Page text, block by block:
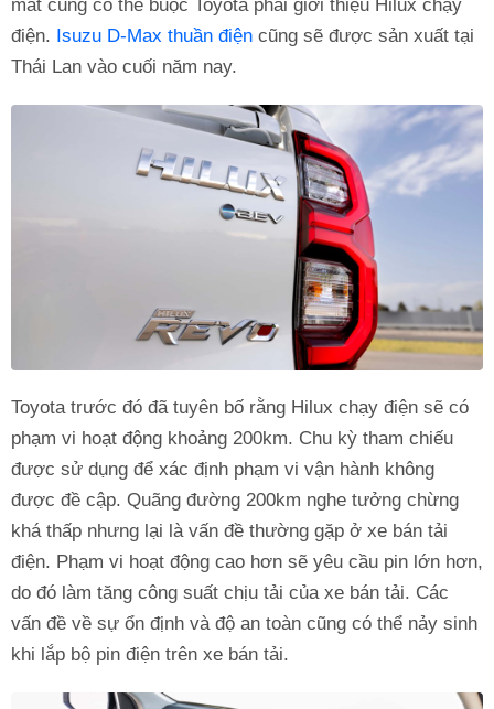
mắt cũng có thể buộc Toyota phải giới thiệu Hilux chạy
điện. Isuzu D-Max thuần điện cũng sẽ được sản xuất tại
Thái Lan vào cuối năm nay.
Toyota trước đó đã tuyên bố rằng Hilux chạy điện sẽ có
phạm vi hoạt động khoảng 200km. Chu kỳ tham chiếu
được sử dụng để xác định phạm vi vận hành không
được đề cập. Quãng đường 200km nghe tưởng chừng
khá thấp nhưng lại là vấn đề thường gặp ở xe bán tải
điện. Phạm vi hoạt động cao hơn sẽ yêu cầu pin lớn hơn,
do đó làm tăng công suất chịu tải của xe bán tải. Các
vấn đề về sự ổn định và độ an toàn cũng có thể nảy sinh
khi lắp bộ pin điện trên xe bán tải.